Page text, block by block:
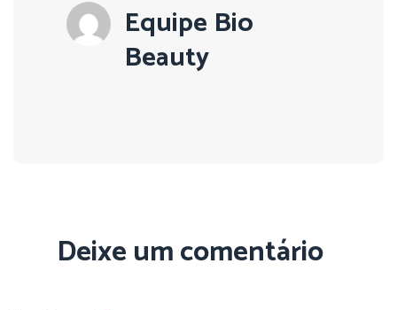
Equipe Bio
Beauty
Deixe um comentário